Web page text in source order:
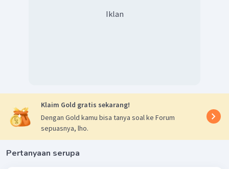
Iklan
Klaim Gold gratis sekarang!
Dengan Gold kamu bisa tanya soal ke Forum
sepuasnya, lho.
Pertanyaan serupa